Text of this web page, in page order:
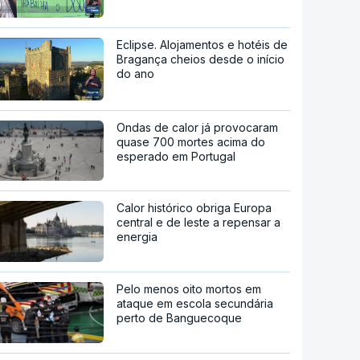
Eclipse. Alojamentos e hotéis de
Bragança cheios desde o início
do ano
Ondas de calor já provocaram
quase 700 mortes acima do
esperado em Portugal
Calor histórico obriga Europa
central e de leste a repensar a
energia
Pelo menos oito mortos em
ataque em escola secundária
perto de Banguecoque